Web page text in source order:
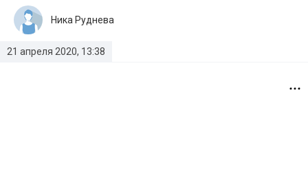
21 апреля 2020, 13:38
Ника Руднева